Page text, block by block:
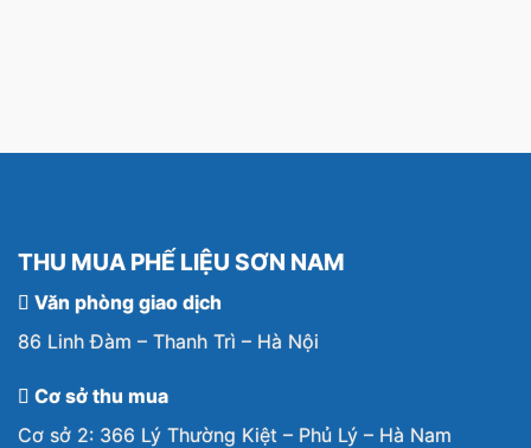
THU MUA PHẾ LIỆU SƠN NAM
Văn phòng giao dịch
86 Linh Đàm – Thanh Trì – Hà Nội
Cơ sở thu mua
Cơ sở 2: 366 Lý Thường Kiệt – Phủ Lý – Hà Nam